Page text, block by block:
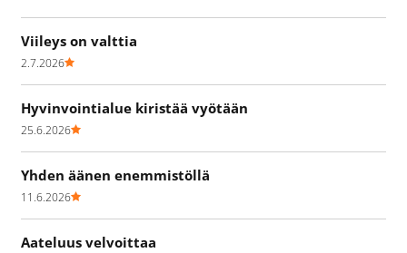
Viileys on valttia
2.7.2026
Hyvinvointialue kiristää vyötään
25.6.2026
Yhden äänen enemmistöllä
11.6.2026
Aateluus velvoittaa